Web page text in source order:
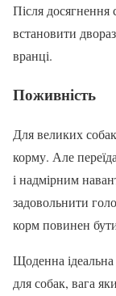
Після досягнення
встановити
вранці.
Поживність
Для великих
корму. Але
і надмірним
задовольнити
корм повинен
Щоденна
для собак, вага